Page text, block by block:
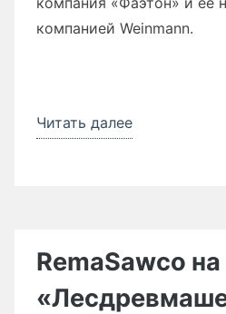
компанией Weinmann.
Читать далее
из
России
RemaSawco на